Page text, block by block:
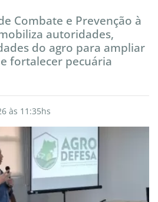
Combate e Prevenção à
autoridades,
do agro para ampliar
fortalecer pecuária
às 11:35hs